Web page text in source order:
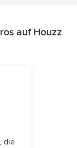
auf Houzz
die